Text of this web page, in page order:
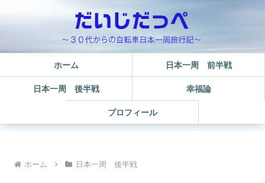
ホーム 日本一周 前半戦
日本一周 後半戦 幸福論
プロフィール
ホーム 日本一周 後半戦